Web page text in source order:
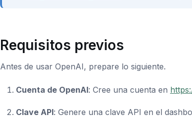
Requisitos previos
Antes de usar OpenAI, prepare lo siguiente.
Cuenta de OpenAI: Cree una cuenta en
Clave API: Genere una clave API en el